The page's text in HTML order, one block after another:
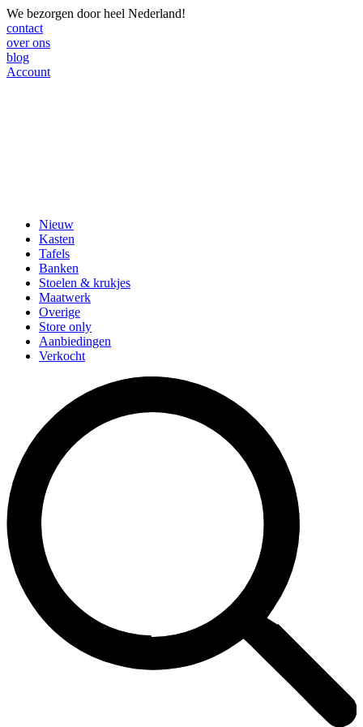
We bezorgen door heel Nederland!
contact
over ons
blog
Account
Nieuw
Kasten
Tafels
Banken
Stoelen & krukjes
Maatwerk
Overige
Store only
Aanbiedingen
Verkocht